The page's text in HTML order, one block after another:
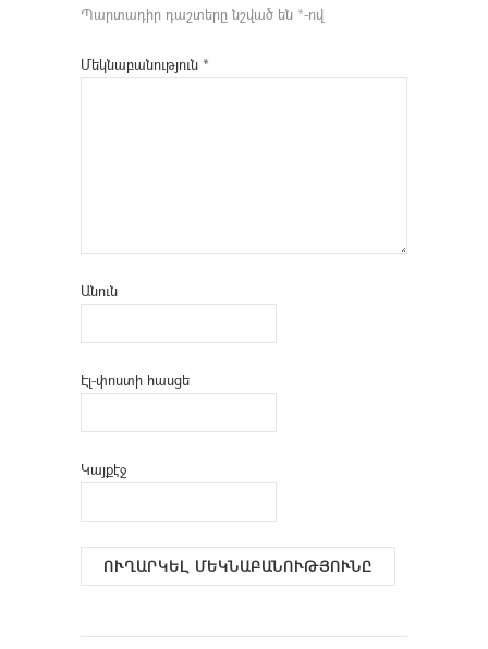
Պարտադիր դաշտերը նշված են *-ով
Մեկնաբանություն *
Անուն
Էլ-փոստի հասցե
Կայքէջ